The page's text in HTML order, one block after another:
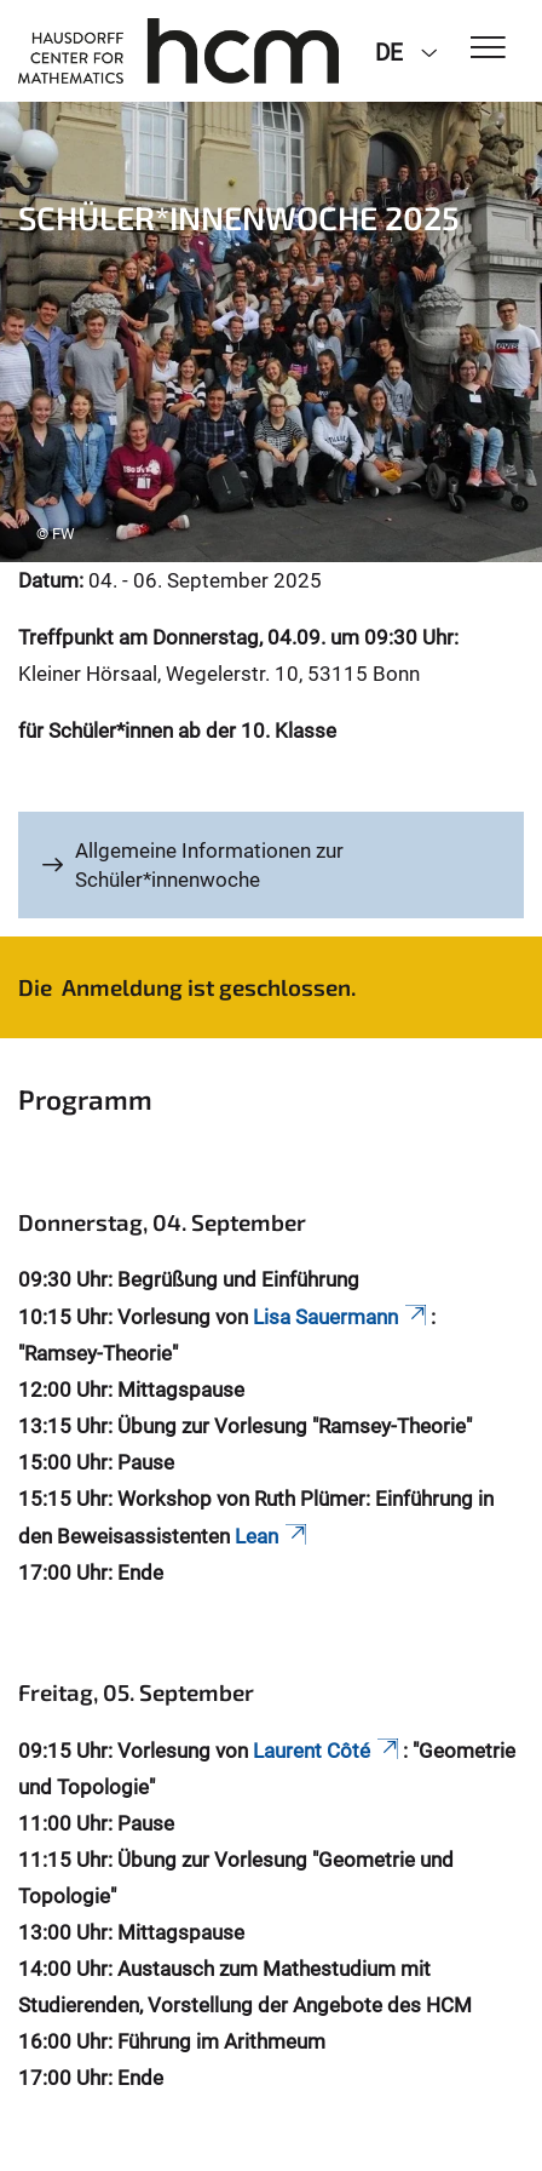
DE
SCHÜLER*INNENWOCHE 2025
© FW
Datum: 04. - 06. September 2025
Treffpunkt am Donnerstag, 04.09. um 09:30 Uhr:
Kleiner Hörsaal, Wegelerstr. 10, 53115 Bonn
für Schüler*innen ab der 10. Klasse
Allgemeine Informationen zur
Schüler*innenwoche
Die Anmeldung ist geschlossen.
Programm
Donnerstag, 04. September
09:30 Uhr: Begrüßung und Einführung
10:15 Uhr: Vorlesung von Lisa Sauermann
:
"Ramsey-Theorie"
12:00 Uhr: Mittagspause
13:15 Uhr: Übung zur Vorlesung "Ramsey-Theorie"
15:00 Uhr: Pause
15:15 Uhr: Workshop von Ruth Plümer: Einführung in
den Beweisassistenten Lean
17:00 Uhr: Ende
Freitag, 05. September
09:15 Uhr: Vorlesung von Laurent Côté
: "Geometrie
und Topologie"
11:00 Uhr: Pause
11:15 Uhr: Übung zur Vorlesung "Geometrie und
Topologie"
13:00 Uhr: Mittagspause
14:00 Uhr: Austausch zum Mathestudium mit
Studierenden, Vorstellung der Angebote des HCM
16:00 Uhr: Führung im Arithmeum
17:00 Uhr: Ende